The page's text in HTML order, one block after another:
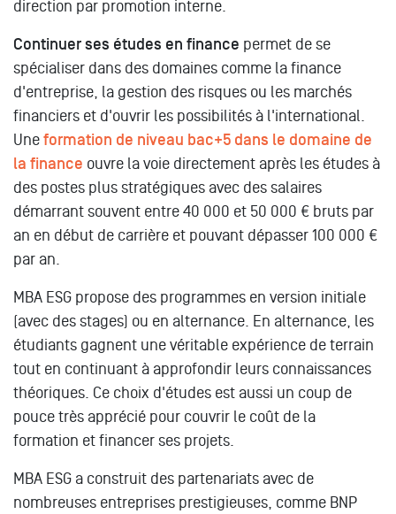
direction par promotion interne.
Continuer ses études en finance permet de se
spécialiser dans des domaines comme la finance
d'entreprise, la gestion des risques ou les marchés
financiers et d'ouvrir les possibilités à l'international.
Une formation de niveau bac+5 dans le domaine de
la finance ouvre la voie directement après les études à
des postes plus stratégiques avec des salaires
démarrant souvent entre 40 000 et 50 000 € bruts par
an en début de carrière et pouvant dépasser 100 000 €
par an.
MBA ESG propose des programmes en version initiale
(avec des stages) ou en alternance. En alternance, les
étudiants gagnent une véritable expérience de terrain
tout en continuant à approfondir leurs connaissances
théoriques. Ce choix d'études est aussi un coup de
pouce très apprécié pour couvrir le coût de la
formation et financer ses projets.
MBA ESG a construit des partenariats avec de
nombreuses entreprises prestigieuses, comme BNP